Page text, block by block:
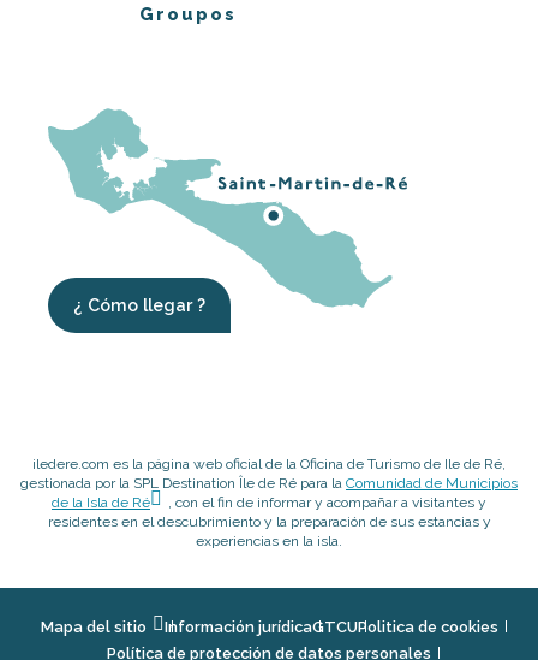
Groupos
¿ Cómo llegar ?
iledere.com es la página web oficial de la Oficina de Turismo de Ile de Ré,
gestionada por la SPL Destination Île de Ré para la Comunidad de Municipios
de la Isla de Ré
, con el fin de informar y acompañar a visitantes y
residentes en el descubrimiento y la preparación de sus estancias y
experiencias en la isla.
Mapa del sitio Información jurídicaGTCUPolitica de cookies
Política de protección de datos personales